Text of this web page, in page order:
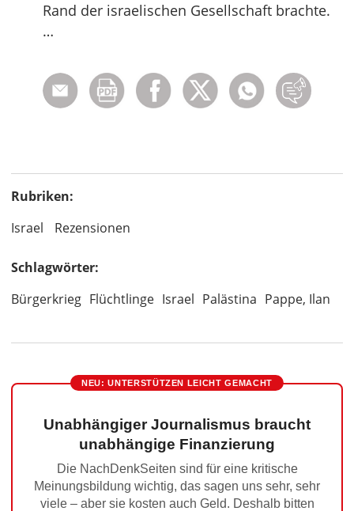
Rand der israelischen Gesellschaft brachte.
…
Rubriken:
Israel
Rezensionen
Schlagwörter:
Bürgerkrieg Flüchtlinge Israel Palästina Pappe, Ilan
NEU: UNTERSTÜTZEN LEICHT GEMACHT
Unabhängiger Journalismus braucht
unabhängige Finanzierung
Die NachDenkSeiten sind für eine kritische
Meinungsbildung wichtig, das sagen uns sehr, sehr
viele – aber sie kosten auch Geld. Deshalb bitten